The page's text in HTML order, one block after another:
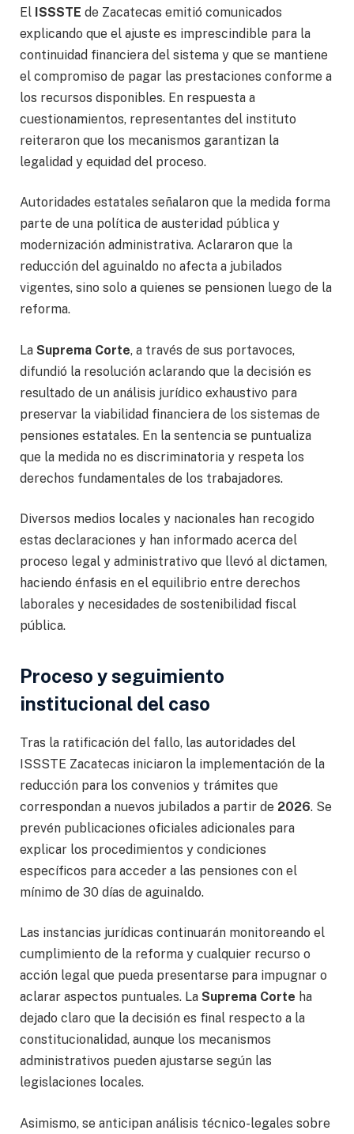
El ISSSTE de Zacatecas emitió comunicados
explicando que el ajuste es imprescindible para la
continuidad financiera del sistema y que se mantiene
el compromiso de pagar las prestaciones conforme a
los recursos disponibles. En respuesta a
cuestionamientos, representantes del instituto
reiteraron que los mecanismos garantizan la
legalidad y equidad del proceso.
Autoridades estatales señalaron que la medida forma
parte de una política de austeridad pública y
modernización administrativa. Aclararon que la
reducción del aguinaldo no afecta a jubilados
vigentes, sino solo a quienes se pensionen luego de la
reforma.
La Suprema Corte, a través de sus portavoces,
difundió la resolución aclarando que la decisión es
resultado de un análisis jurídico exhaustivo para
preservar la viabilidad financiera de los sistemas de
pensiones estatales. En la sentencia se puntualiza
que la medida no es discriminatoria y respeta los
derechos fundamentales de los trabajadores.
Diversos medios locales y nacionales han recogido
estas declaraciones y han informado acerca del
proceso legal y administrativo que llevó al dictamen,
haciendo énfasis en el equilibrio entre derechos
laborales y necesidades de sostenibilidad fiscal
pública.
Proceso y seguimiento
institucional del caso
Tras la ratificación del fallo, las autoridades del
ISSSTE Zacatecas iniciaron la implementación de la
reducción para los convenios y trámites que
correspondan a nuevos jubilados a partir de 2026. Se
prevén publicaciones oficiales adicionales para
explicar los procedimientos y condiciones
específicos para acceder a las pensiones con el
mínimo de 30 días de aguinaldo.
Las instancias jurídicas continuarán monitoreando el
cumplimiento de la reforma y cualquier recurso o
acción legal que pueda presentarse para impugnar o
aclarar aspectos puntuales. La Suprema Corte ha
dejado claro que la decisión es final respecto a la
constitucionalidad, aunque los mecanismos
administrativos pueden ajustarse según las
legislaciones locales.
Asimismo, se anticipan análisis técnico-legales sobre